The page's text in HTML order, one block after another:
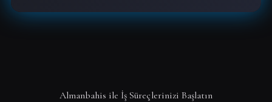
Almanbahis ile İş Süreçlerinizi Başlatın